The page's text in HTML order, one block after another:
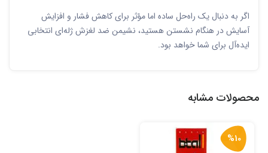
اگر به دنبال یک راه‌حل ساده اما مؤثر برای کاهش فشار و افزایش
آسایش در هنگام نشستن هستید، نشیمن ضد لغزش ژله‌ای انتخابی
ایده‌آل برای شما خواهد بود.
محصولات مشابه
%10